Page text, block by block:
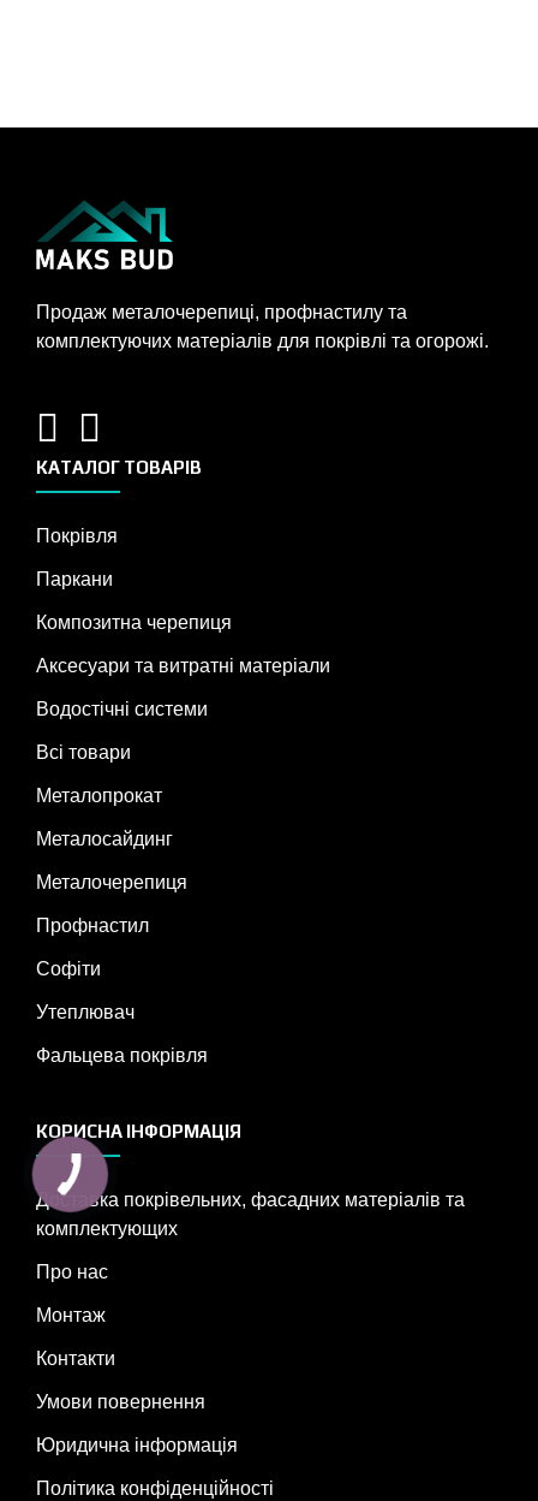
Продаж металочерепиці, профнастилу та
комплектуючих матеріалів для покрівлі та огорожі.
КАТАЛОГ ТОВАРІВ
Покрівля
Паркани
Композитна черепиця
Аксесуари та витратні матеріали
Водостічні системи
Всі товари
Металопрокат
Металосайдинг
Металочерепиця
Профнастил
Софіти
Утеплювач
Фальцева покрівля
КОРИСНА ІНФОРМАЦІЯ
Доставка покрівельних, фасадних матеріалів та
комплектующих
Про нас
Монтаж
Контакти
Умови повернення
Юридична інформація
Політика конфіденційності